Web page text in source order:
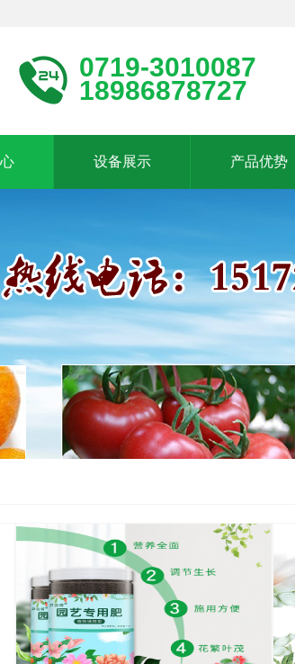
0719-3010087
18986878727
设备展示 产品优势